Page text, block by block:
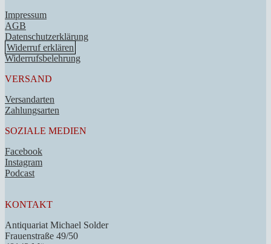
Impressum
AGB
Datenschutzerklärung
Widerruf erklären
Widerrufsbelehrung
VERSAND
Versandarten
Zahlungsarten
SOZIALE MEDIEN
Facebook
Instagram
Podcast
KONTAKT
Antiquariat Michael Solder
Frauenstraße 49/50